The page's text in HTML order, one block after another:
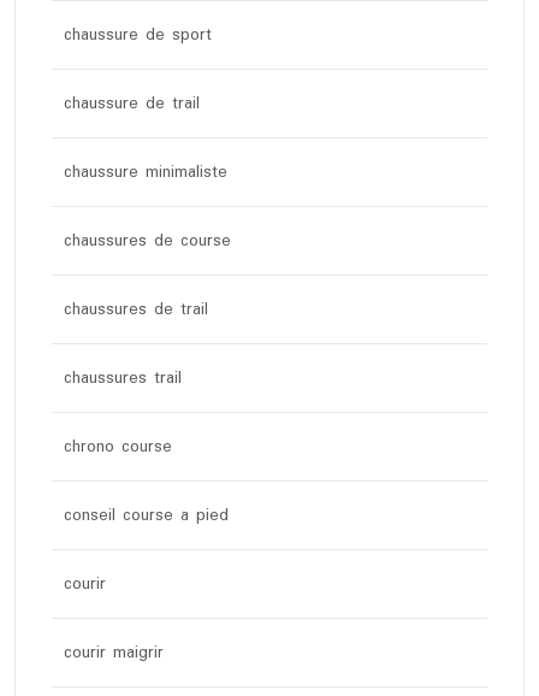
chaussure de sport
chaussure de trail
chaussure minimaliste
chaussures de course
chaussures de trail
chaussures trail
chrono course
conseil course a pied
courir
courir maigrir